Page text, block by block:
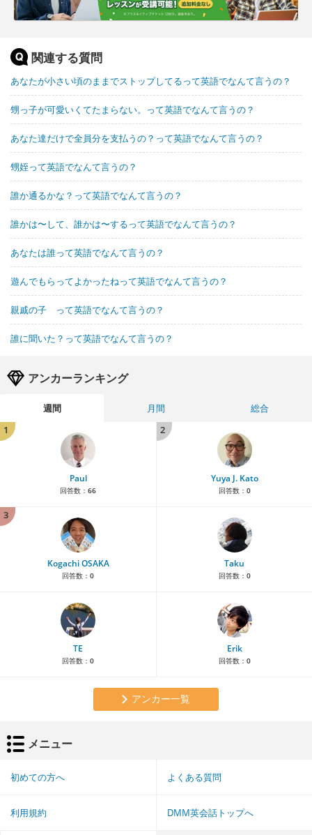
関連する質問
あなたが小さい頃のままでストップしてるって英語でなんて言うの？
甥っ子が可愛いくてたまらない。って英語でなんて言うの？
あなた達だけで全員分を支払うの？って英語でなんて言うの？
甥姪って英語でなんて言うの？
誰か通るかな？って英語でなんて言うの？
誰かは〜して、誰かは〜するって英語でなんて言うの？
あなたは誰って英語でなんて言うの？
遊んでもらってよかったねって英語でなんて言うの？
親戚の子 って英語でなんて言うの？
誰に聞いた？って英語でなんて言うの？
アンカーランキング
週間 月間
総合
1
Paul
回答数： 66
2
Yuya J. Kato
回答数： 0
3
Kogachi OSAKA
回答数： 0
Taku
回答数： 0
TE
回答数： 0
Erik
回答数： 0
アンカー一覧
メニュー
初めての方へ よくある質問
利用規約 DMM英会話トップへ